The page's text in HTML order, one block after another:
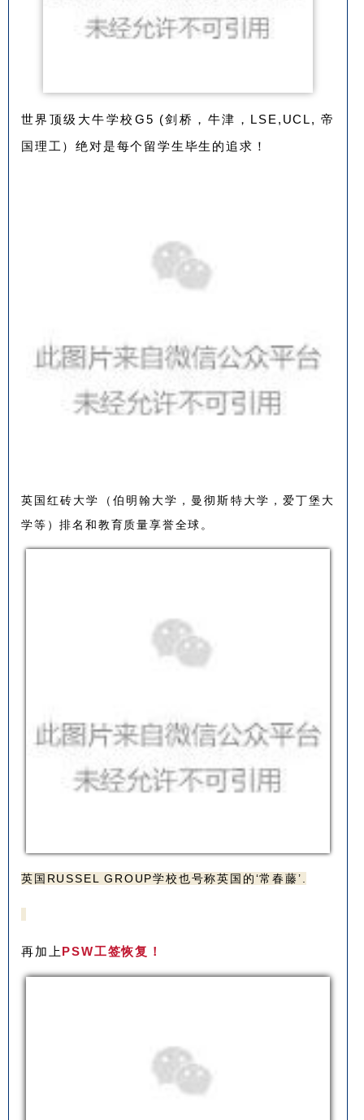
世界顶级大牛学校G5 (剑桥，牛津，LSE,UCL, 帝
国理工）绝对是每个留学生毕生的追求！
英国红砖大学（伯明翰大学，曼彻斯特大学，爱丁堡大
学等）排名和教育质量享誉全球。
英国RUSSEL GROUP学校也号称英国的‘常春藤’.
再加上 PSW工签恢复！